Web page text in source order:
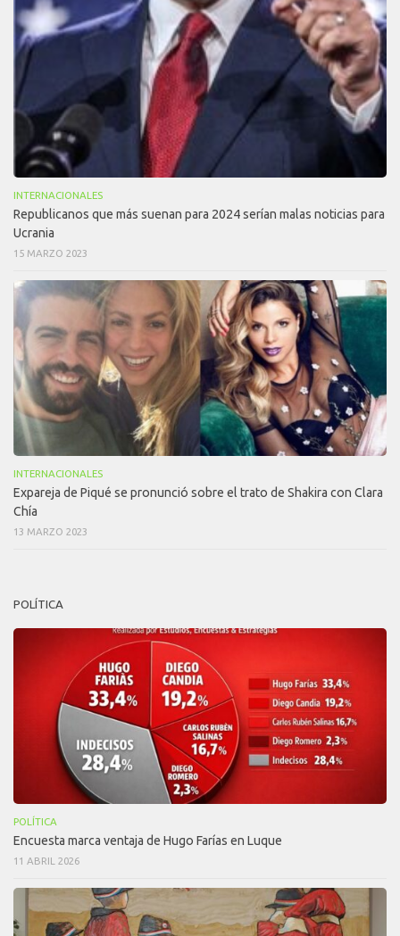
INTERNACIONALES
Republicanos que más suenan para 2024 serían malas noticias para
Ucrania
15 MARZO 2023
INTERNACIONALES
Expareja de Piqué se pronunció sobre el trato de Shakira con Clara
Chía
13 MARZO 2023
POLÍTICA
POLÍTICA
Encuesta marca ventaja de Hugo Farías en Luque
11 ABRIL 2026